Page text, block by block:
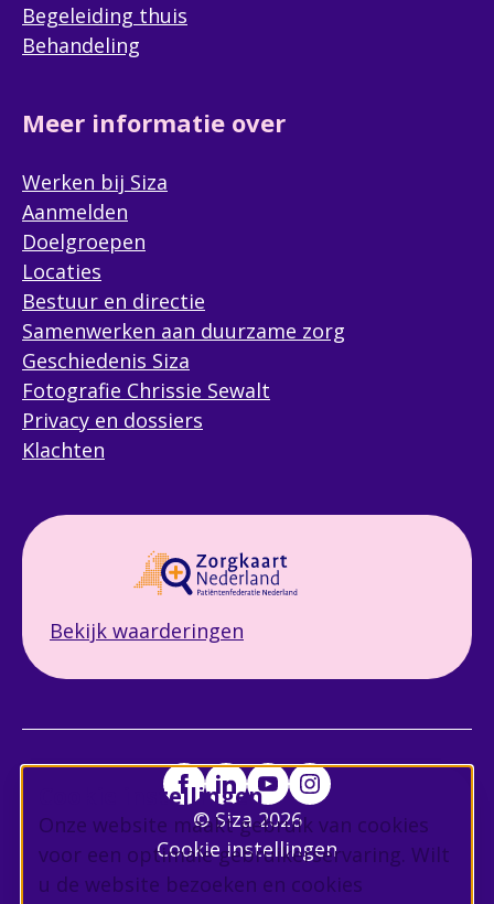
Cookie instellingen
Onze website maakt gebruik van cookies
voor een optimale gebruikerservaring. Wilt
u de website bezoeken en cookies
Begeleiding thuis
Behandeling
Meer informatie over
Werken bij Siza
Aanmelden
Doelgroepen
Locaties
Bestuur en directie
Samenwerken aan duurzame zorg
Geschiedenis Siza
Fotografie Chrissie Sewalt
Privacy en dossiers
Klachten
Bekijk waarderingen
© Siza 2026
Cookie instellingen